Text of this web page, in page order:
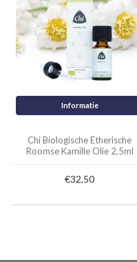
Informatie
Chi Biologische Etherische
Roomse Kamille Olie 2,5ml
€32,50